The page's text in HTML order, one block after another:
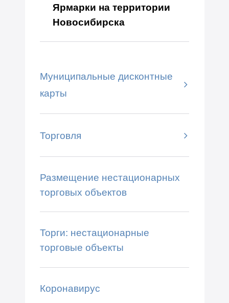
Ярмарки на территории
Новосибирска
Муниципальные дисконтные
карты
Торговля
Размещение нестационарных
торговых объектов
Торги: нестационарные
торговые объекты
Коронавирус